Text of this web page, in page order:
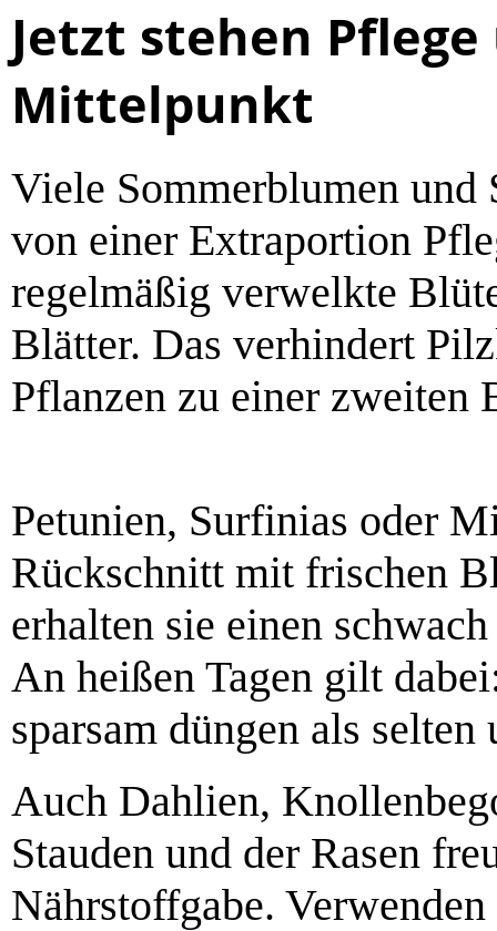
Jetzt stehen
Mittelpunkt
Viele Sommerblumen
von einer Extraportion
regelmäßig verwelkte
Blätter. Das verhindert
Pflanzen zu einer zweiten
Petunien, Surfinias oder
Rückschnitt mit frischen
erhalten sie einen
An heißen Tagen gilt
sparsam düngen als
Auch Dahlien,
Stauden und der Rasen
Nährstoffgabe.